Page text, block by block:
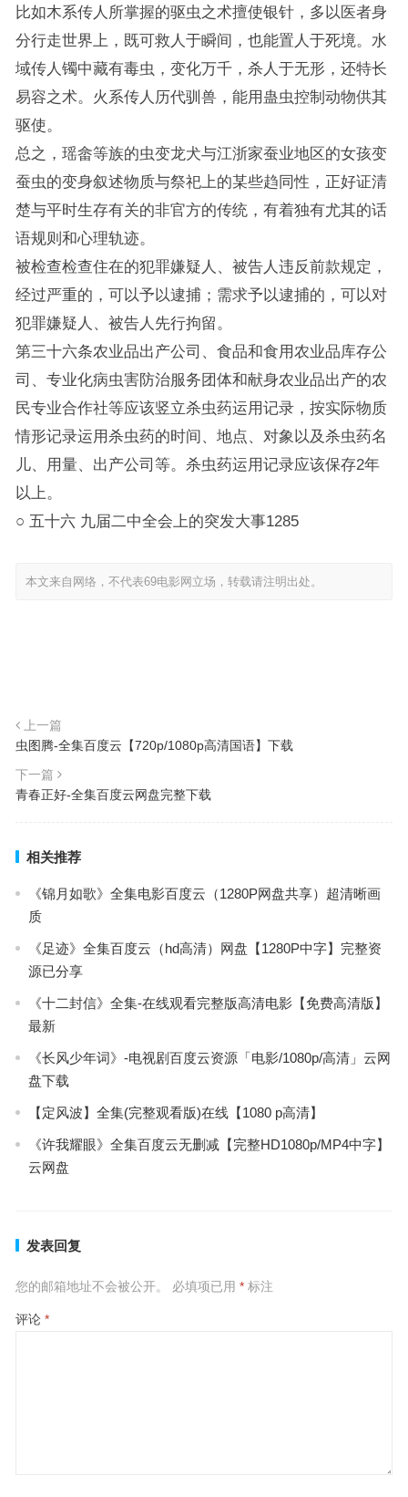
比如木系传人所掌握的驱虫之术擅使银针，多以医者身
分行走世界上，既可救人于瞬间，也能置人于死境。水
域传人镯中藏有毒虫，变化万千，杀人于无形，还特长
易容之术。火系传人历代驯兽，能用蛊虫控制动物供其
驱使。
总之，瑶畲等族的虫变龙犬与江浙家蚕业地区的女孩变
蚕虫的变身叙述物质与祭祀上的某些趋同性，正好证清
楚与平时生存有关的非官方的传统，有着独有尤其的话
语规则和心理轨迹。
被检查检查住在的犯罪嫌疑人、被告人违反前款规定，
经过严重的，可以予以逮捕；需求予以逮捕的，可以对
犯罪嫌疑人、被告人先行拘留。
第三十六条农业品出产公司、食品和食用农业品库存公
司、专业化病虫害防治服务团体和献身农业品出产的农
民专业合作社等应该竖立杀虫药运用记录，按实际物质
情形记录运用杀虫药的时间、地点、对象以及杀虫药名
儿、用量、出产公司等。杀虫药运用记录应该保存2年
以上。
○ 五十六 九届二中全会上的突发大事1285
本文来自网络，不代表69电影网立场，转载请注明出处。
上一篇
虫图腾-全集百度云【720p/1080p高清国语】下载
下一篇
青春正好-全集百度云网盘完整下载
相关推荐
《锦月如歌》全集电影百度云（1280P网盘共享）超清晰画
质
《足迹》全集百度云（hd高清）网盘【1280P中字】完整资
源已分享
《十二封信》全集-在线观看完整版高清电影【免费高清版】
最新
《长风少年词》-电视剧百度云资源「电影/1080p/高清」云网
盘下载
【定风波】全集(完整观看版)在线【1080 p高清】
《许我耀眼》全集百度云无删减【完整HD1080p/MP4中字】
云网盘
发表回复
您的邮箱地址不会被公开。 必填项已用 *标注
评论 *